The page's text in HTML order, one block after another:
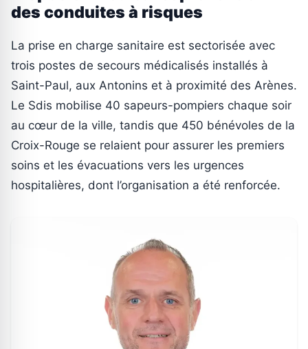
des conduites à risques
La prise en charge sanitaire est sectorisée avec
trois postes de secours médicalisés installés à
Saint-Paul, aux Antonins et à proximité des Arènes.
Le Sdis mobilise 40 sapeurs-pompiers chaque soir
au cœur de la ville, tandis que 450 bénévoles de la
Croix-Rouge se relaient pour assurer les premiers
soins et les évacuations vers les urgences
hospitalières, dont l’organisation a été renforcée.